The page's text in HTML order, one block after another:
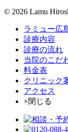
© 2026 Lamu
ラミュー広
診療内容
診療の流れ
当院のこだ
料金表
クリニック
アクセス
×閉じる